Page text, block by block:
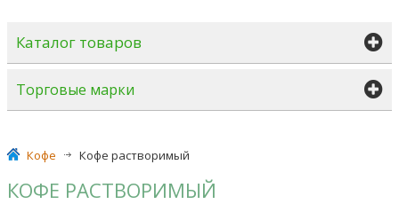
Каталог товаров
Торговые марки
Кофе >
Кофе растворимый
КОФЕ РАСТВОРИМЫЙ